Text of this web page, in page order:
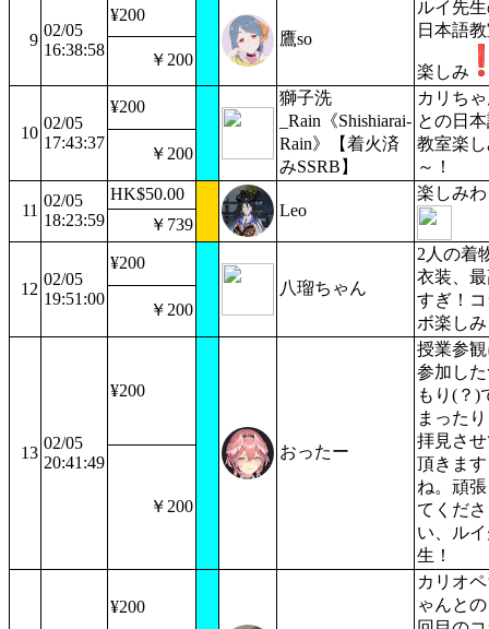
9
02/05
16:38:58
¥200
鷹so
ルイ先
日本語
楽しみ
￥200
10
02/05
17:43:37
¥200
獅子洗
_Rain《Shishiarai-
Rain》【着火済
みSSRB】
カリち
との日
教室楽
～！
￥200
11
02/05
18:23:59
HK$50.00
Leo
楽しみわ
￥739
12
02/05
19:51:00
¥200
八瑠ちゃん
2人の着
衣装、
すぎ！
ボ楽し
￥200
13
02/05
20:41:49
¥200
おったー
授業参
参加し
もり(？)
まった
拝見さ
頂きます
ね。頑
てくださ
い、ル
生！
￥200
¥200
カリオ
ゃんと